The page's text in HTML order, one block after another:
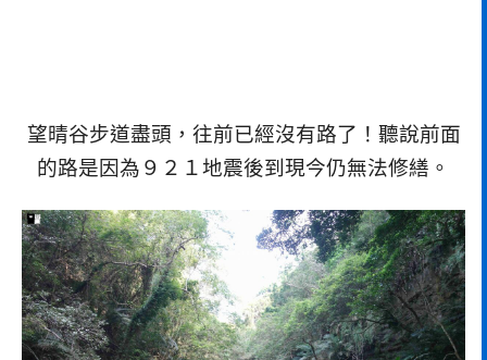
望晴谷步道盡頭，往前已經沒有路了！聽說前面
的路是因為９２１地震後到現今仍無法修繕。